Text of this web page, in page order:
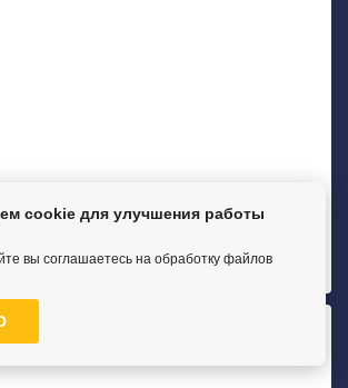
4
cookie для улучшения работы
вы соглашаетесь на обработку файлов